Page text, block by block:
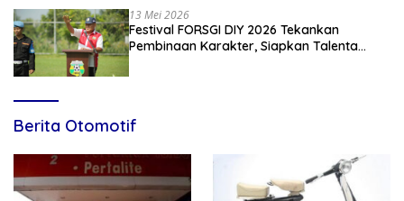
13 Mei 2026
Festival FORSGI DIY 2026 Tekankan
Pembinaan Karakter, Siapkan Talenta
Berita Otomotif